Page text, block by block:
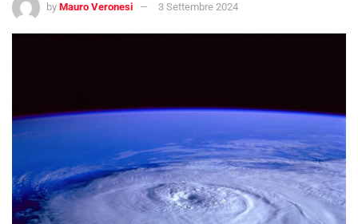
by Mauro Veronesi 3 Settembre 2024